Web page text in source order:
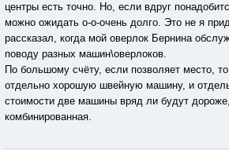
центры есть точно. Но, если вдруг
можно ожидать о-о-очень долго. Это не я
рассказал, когда мой оверлок Бернина
поводу разных машин\оверлоков.
По большому счёту, если позволяет место,
отдельно хорошую швейную машину, и
стоимости две машины вряд ли будут
комбинированная.